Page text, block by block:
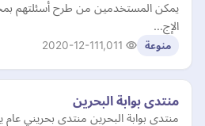
يمكن المستخدمين من طرح أسئلتهم
الإج…
منوعة 2020-12-11
منتدى بوابة البحرين
منتدى بوابة البحرين منتدى بحريني عام